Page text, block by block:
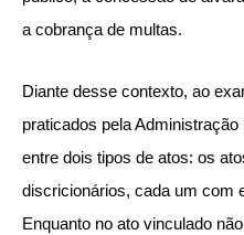
a cobrança de multas.
Diante desse contexto, ao
praticados pela
entre dois tipos de atos: os
discricionários, cada um com
Enquanto no ato vinculado